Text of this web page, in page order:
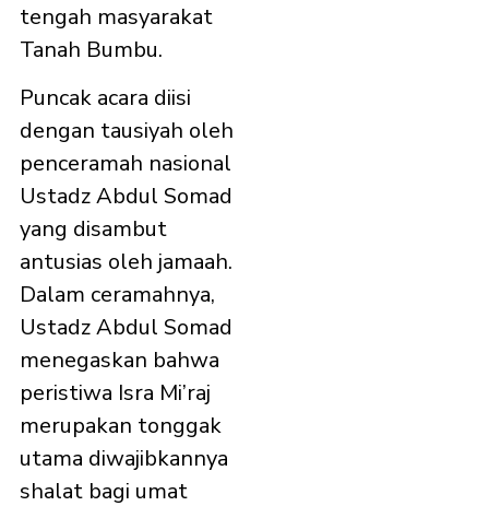
tengah masyarakat
Tanah Bumbu.
Puncak acara diisi
dengan tausiyah oleh
penceramah nasional
Ustadz Abdul Somad
yang disambut
antusias oleh jamaah.
Dalam ceramahnya,
Ustadz Abdul Somad
menegaskan bahwa
peristiwa Isra Mi’raj
merupakan tonggak
utama diwajibkannya
shalat bagi umat